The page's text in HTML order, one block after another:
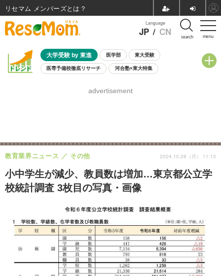
menu
Language
JP / CN search
大学受験 by 東進 医学部 東大受験
医専予備校徹底リサーチ 河合塾×東大特集
8月開催学校説明会・相談会
advertisement
小中学生が減少、教員数は増加…東京都公立学
校統計調査 3枚目の写真・画像
教育業界ニュース その他 2024.10.28（月） 11:15
リセマム メンバーズ